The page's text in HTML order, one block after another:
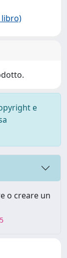
libro)
e
o creare un